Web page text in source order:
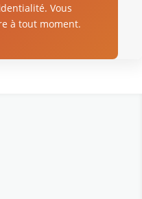
Vous
à tout moment.